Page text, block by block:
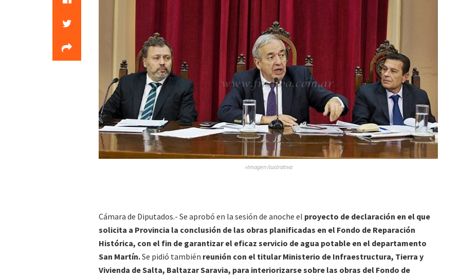
»Imagen ilustrativa
Cámara de Diputados.- Se aprobó en la sesión de anoche el proyecto de declaración en el que
solicita a Provincia la conclusión de las obras planificadas en el Fondo de Reparación
Histórica, con el fin de garantizar el eficaz servicio de agua potable en el departamento
San Martín.Se pidió también reunión con el titular Ministerio de Infraestructura, Tierra y
Vivienda de Salta, Baltazar Saravia, para interiorizarse sobre las obras del Fondo de